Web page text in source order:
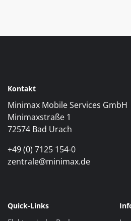
Kontakt
Minimax Mobile Services GmbH
Minimaxstraße 1
72574 Bad Urach
+49 (0) 7125 154-0
zentrale@minimax.de
Quick-Links